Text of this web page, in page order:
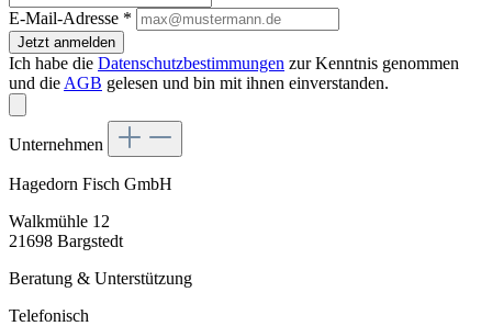
E-Mail-Adresse *
Jetzt anmelden
Ich habe die Datenschutzbestimmungen zur Kenntnis genommen
und die AGB gelesen und bin mit ihnen einverstanden.
Unternehmen
Hagedorn Fisch GmbH
Walkmühle 12
21698 Bargstedt
Beratung & Unterstützung
Telefonisch